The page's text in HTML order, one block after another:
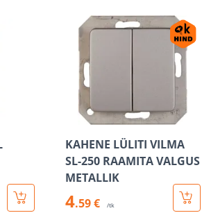
KAHENE LÜLITI VILMA
SL-250 RAAMITA VALGUS
METALLIK
4.59 € /tk